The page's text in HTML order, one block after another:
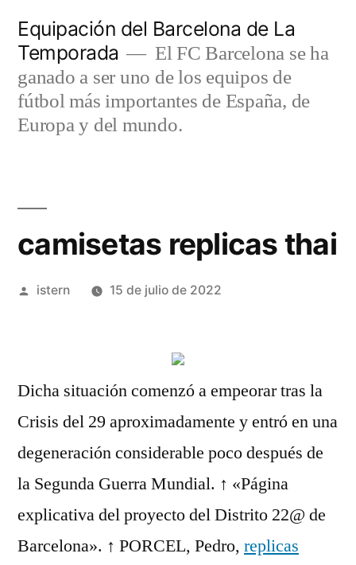
contenido
Equipación del Barcelona de La
Temporada
El FC Barcelona se ha
ganado a ser uno de los equipos de
fútbol más importantes de España, de
Europa y del mundo.
camisetas replicas thai
Publicado
istern 15 de julio de 2022
Dicha situación comenzó a empeorar tras la
Crisis del 29 aproximadamente y entró en una
degeneración considerable poco después de
la Segunda Guerra Mundial. ↑ «Página
explicativa del proyecto del Distrito 22@ de
Barcelona». ↑ PORCEL, Pedro, replicas